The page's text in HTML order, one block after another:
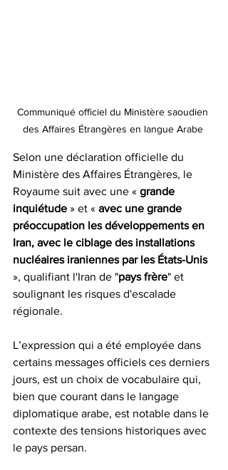
Communiqué officiel du Ministère saoudien
des Affaires Étrangères en langue Arabe
Selon une déclaration officielle du
Ministère des Affaires Étrangères, le
Royaume suit avec une « grande
inquiétude » et « avec une grande
préoccupation les développements en
Iran, avec le ciblage des installations
nucléaires iraniennes par les États-Unis
», qualifiant l'Iran de "pays frère" et
soulignant les risques d'escalade
régionale.
L’expression qui a été employée dans
certains messages officiels ces derniers
jours, est un choix de vocabulaire qui,
bien que courant dans le langage
diplomatique arabe, est notable dans le
contexte des tensions historiques avec
le pays persan.